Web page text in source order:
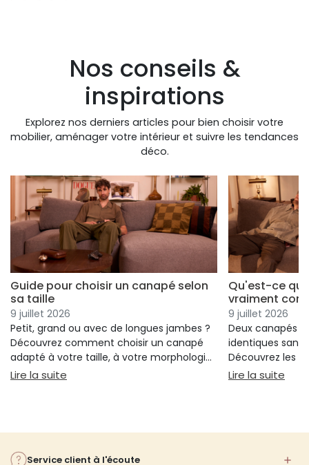
Nos conseils &
inspirations
Explorez nos derniers articles pour bien choisir votre
mobilier, aménager votre intérieur et suivre les tendances
déco.
Guide pour choisir un canapé selon
sa taille
9 juillet 2026
Petit, grand ou avec de longues jambes ?
Découvrez comment choisir un canapé
adapté à votre taille, à votre morphologie
et à votre confort.
Lire la suite : Guide pour choisir un canapé selon sa taille
Qu'est-ce qui
vraiment
9 juillet 2026
Deux canapés
identiques
Découvrez les
réellement
Lire la suite
Service client à l'écoute